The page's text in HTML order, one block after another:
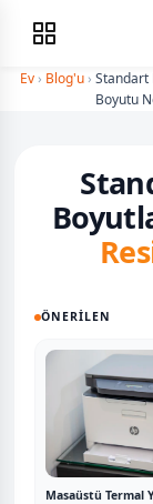
Ev› Blog'u› Standart
Boyutu
ÖNERILEN
Masaüstü Termal